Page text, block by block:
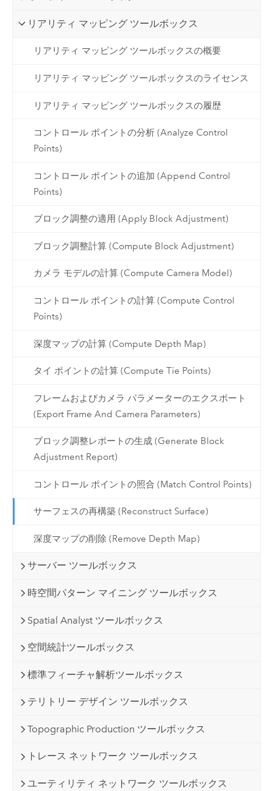
リアリティ マッピング ツールボックス
リアリティ マッピング ツールボックスの概要
リアリティ マッピング ツールボックスのライセンス
リアリティ マッピング ツールボックスの履歴
コントロール ポイントの分析 (Analyze Control
Points)
コントロール ポイントの追加 (Append Control
Points)
ブロック調整の適用 (Apply Block Adjustment)
ブロック調整計算 (Compute Block Adjustment)
カメラ モデルの計算 (Compute Camera Model)
コントロール ポイントの計算 (Compute Control
Points)
深度マップの計算 (Compute Depth Map)
タイ ポイントの計算 (Compute Tie Points)
フレームおよびカメラ パラメーターのエクスポート
(Export Frame And Camera Parameters)
ブロック調整レポートの生成 (Generate Block
Adjustment Report)
コントロール ポイントの照合 (Match Control Points)
サーフェスの再構築 (Reconstruct Surface)
深度マップの削除 (Remove Depth Map)
サーバー ツールボックス
時空間パターン マイニング ツールボックス
Spatial Analyst ツールボックス
空間統計ツールボックス
標準フィーチャ解析ツールボックス
テリトリー デザイン ツールボックス
Topographic Production ツールボックス
トレース ネットワーク ツールボックス
ユーティリティ ネットワーク ツールボックス